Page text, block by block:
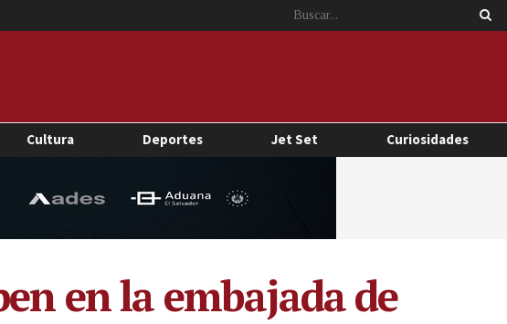
Cultura Deportes Jet Set Curiosidades
en la embajada de